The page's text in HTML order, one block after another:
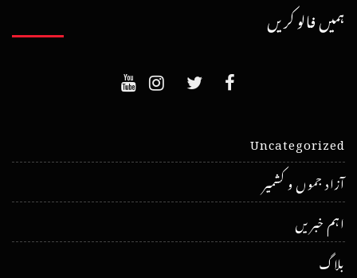
ہمیں فالو کریں
Uncategorized
آزاد جموں و کشمیر
اہم خبریں
بلاگ